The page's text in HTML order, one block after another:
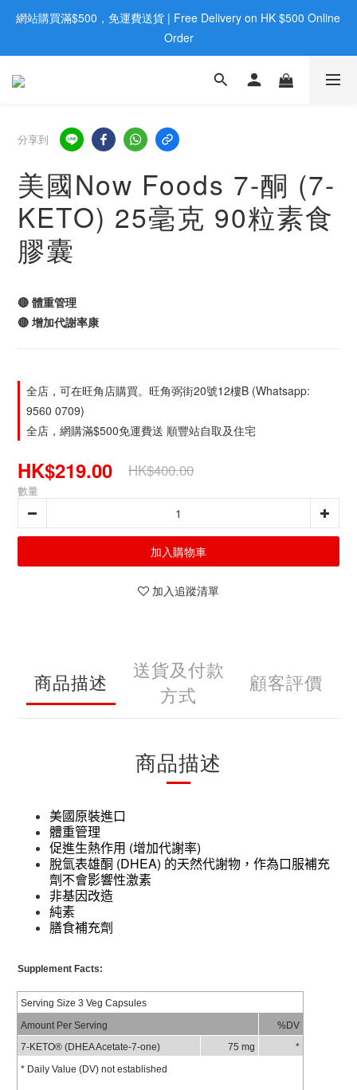
歡迎親臨旺角店購買：旺角弼街20號12樓B  |  RealDeal 保健品 |
WhatsApp 9560 0709
網站購買滿$500，免運費送貨 | Free Delivery on HK $500 Online
Order
歡迎親臨旺角店購買：旺角弼街20號12樓B  |  RealDeal 保健品 |
分享到
美國Now Foods 7-酮 (7-
KETO) 25毫克 90粒素食
膠囊
🔴 體重管理
🔴 增加代謝率康
全店，可在旺角店購買。旺角弼街20號12樓B (Whatsapp:
9560 0709)
全店，網購滿$500免運費送 順豐站自取及住宅
HK$219.00 HK$400.00
數量
加入購物車
加入追蹤清單
商品描述
送貨及付款
方式
顧客評價
商品描述
美國原裝進口
體重管理
促進生熱作用 (增加代謝率)
脫氫表雄酮 (DHEA) 的天然代謝物，作為口服補充
劑不會影響性激素
非基因改造
純素
膳食補充劑
Supplement Facts:
Serving Size 3 Veg Capsules
Amount Per Serving
%DV
7-KETO® (DHEA Acetate-7-one)
75 mg
*
* Daily Value (DV) not established